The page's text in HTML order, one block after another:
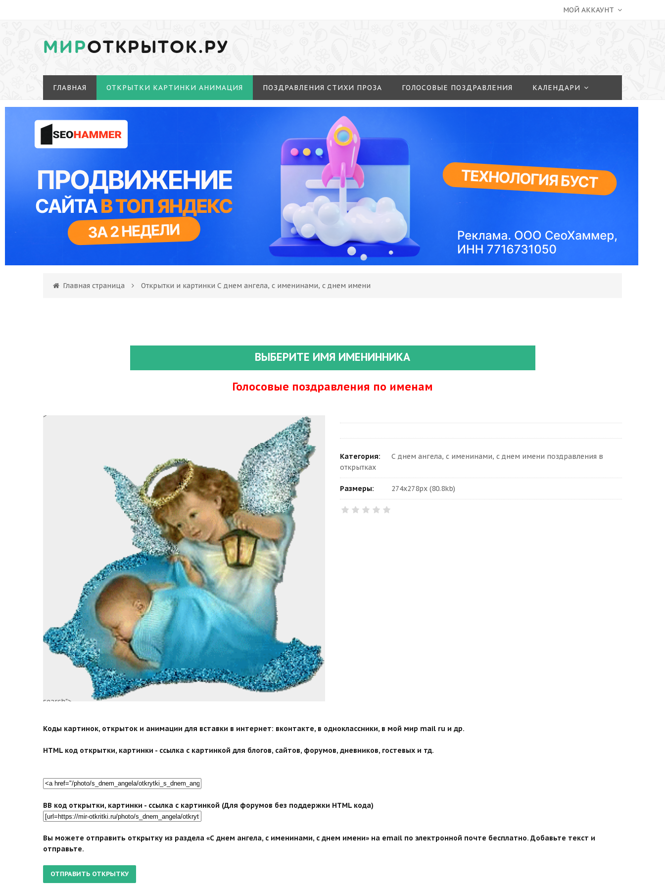
МОЙ АККАУНТ
МИРОТКРЫТОК.РУ
ГЛАВНАЯ ОТКРЫТКИ КАРТИНКИ АНИМАЦИЯ ПОЗДРАВЛЕНИЯ СТИХИ ПРОЗА ГОЛОСОВЫЕ ПОЗДРАВЛЕНИЯ КАЛЕНДАРИ
Главная страница Открытки и картинки С днем ангела, с именинами, с днем имени
ВЫБЕРИТЕ ИМЯ ИМЕНИННИКА
Голосовые поздравления по именам
>
search">
Категория:
С днем ангела, с именинами, с днем имени поздравления в
открытках
Размеры: 274x278px (80.8kb)
Коды картинок, открыток и анимации для вставки в интернет: вконтакте, в одноклассники, в мой мир mail ru и др.
HTML код открытки, картинки - ссылка с картинкой для блогов, сайтов, форумов, дневников, гостевых и тд.
BB код открытки, картинки - ссылка с картинкой (Для форумов без поддержки HTML кода)
Вы можете отправить открытку из раздела «С днем ангела, с именинами, с днем имени» на email по электронной почте бесплатно. Добавьте текст и
отправьте.